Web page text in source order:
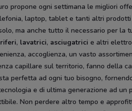
propone ogni settimana le migliori
laptop, tablet e tanti altri
ma anche tutto il necessario per la
, lavatrici, asciugatrici e altri
accoglienza, un vasto
capillare sul territorio, fanno della
perfetta ad ogni tuo bisogno,
e di ultima generazione ad un
Non perdere altro tempo e